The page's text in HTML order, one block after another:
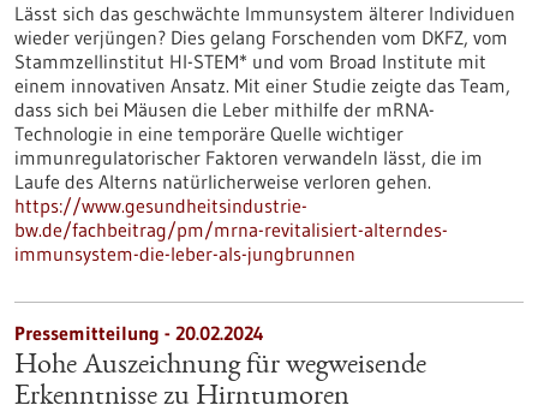
Lässt sich das geschwächte Immunsystem älterer Individuen
wieder verjüngen? Dies gelang Forschenden vom DKFZ, vom
Stammzellinstitut HI-STEM* und vom Broad Institute mit
einem innovativen Ansatz. Mit einer Studie zeigte das Team,
dass sich bei Mäusen die Leber mithilfe der mRNA-
Technologie in eine temporäre Quelle wichtiger
immunregulatorischer Faktoren verwandeln lässt, die im
Laufe des Alterns natürlicherweise verloren gehen.
https://www.gesundheitsindustrie-
bw.de/fachbeitrag/pm/mrna-revitalisiert-alterndes-
immunsystem-die-leber-als-jungbrunnen
Pressemitteilung - 20.02.2024
Hohe Auszeichnung für wegweisende
Erkenntnisse zu Hirntumoren